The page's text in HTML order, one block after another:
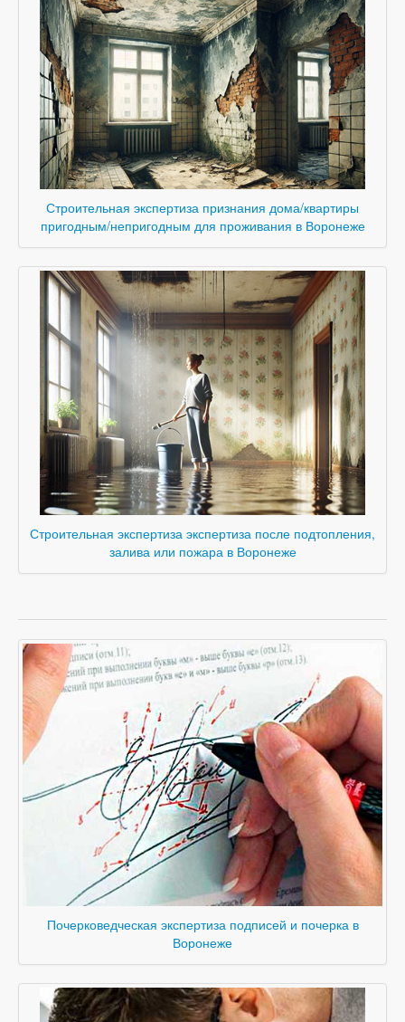
Строительная экспертиза признания дома/квартиры
пригодным/непригодным для проживания в Воронеже
Строительная экспертиза экспертиза после подтопления,
залива или пожара в Воронеже
Почерковедческая экспертиза подписей и почерка в
Воронеже